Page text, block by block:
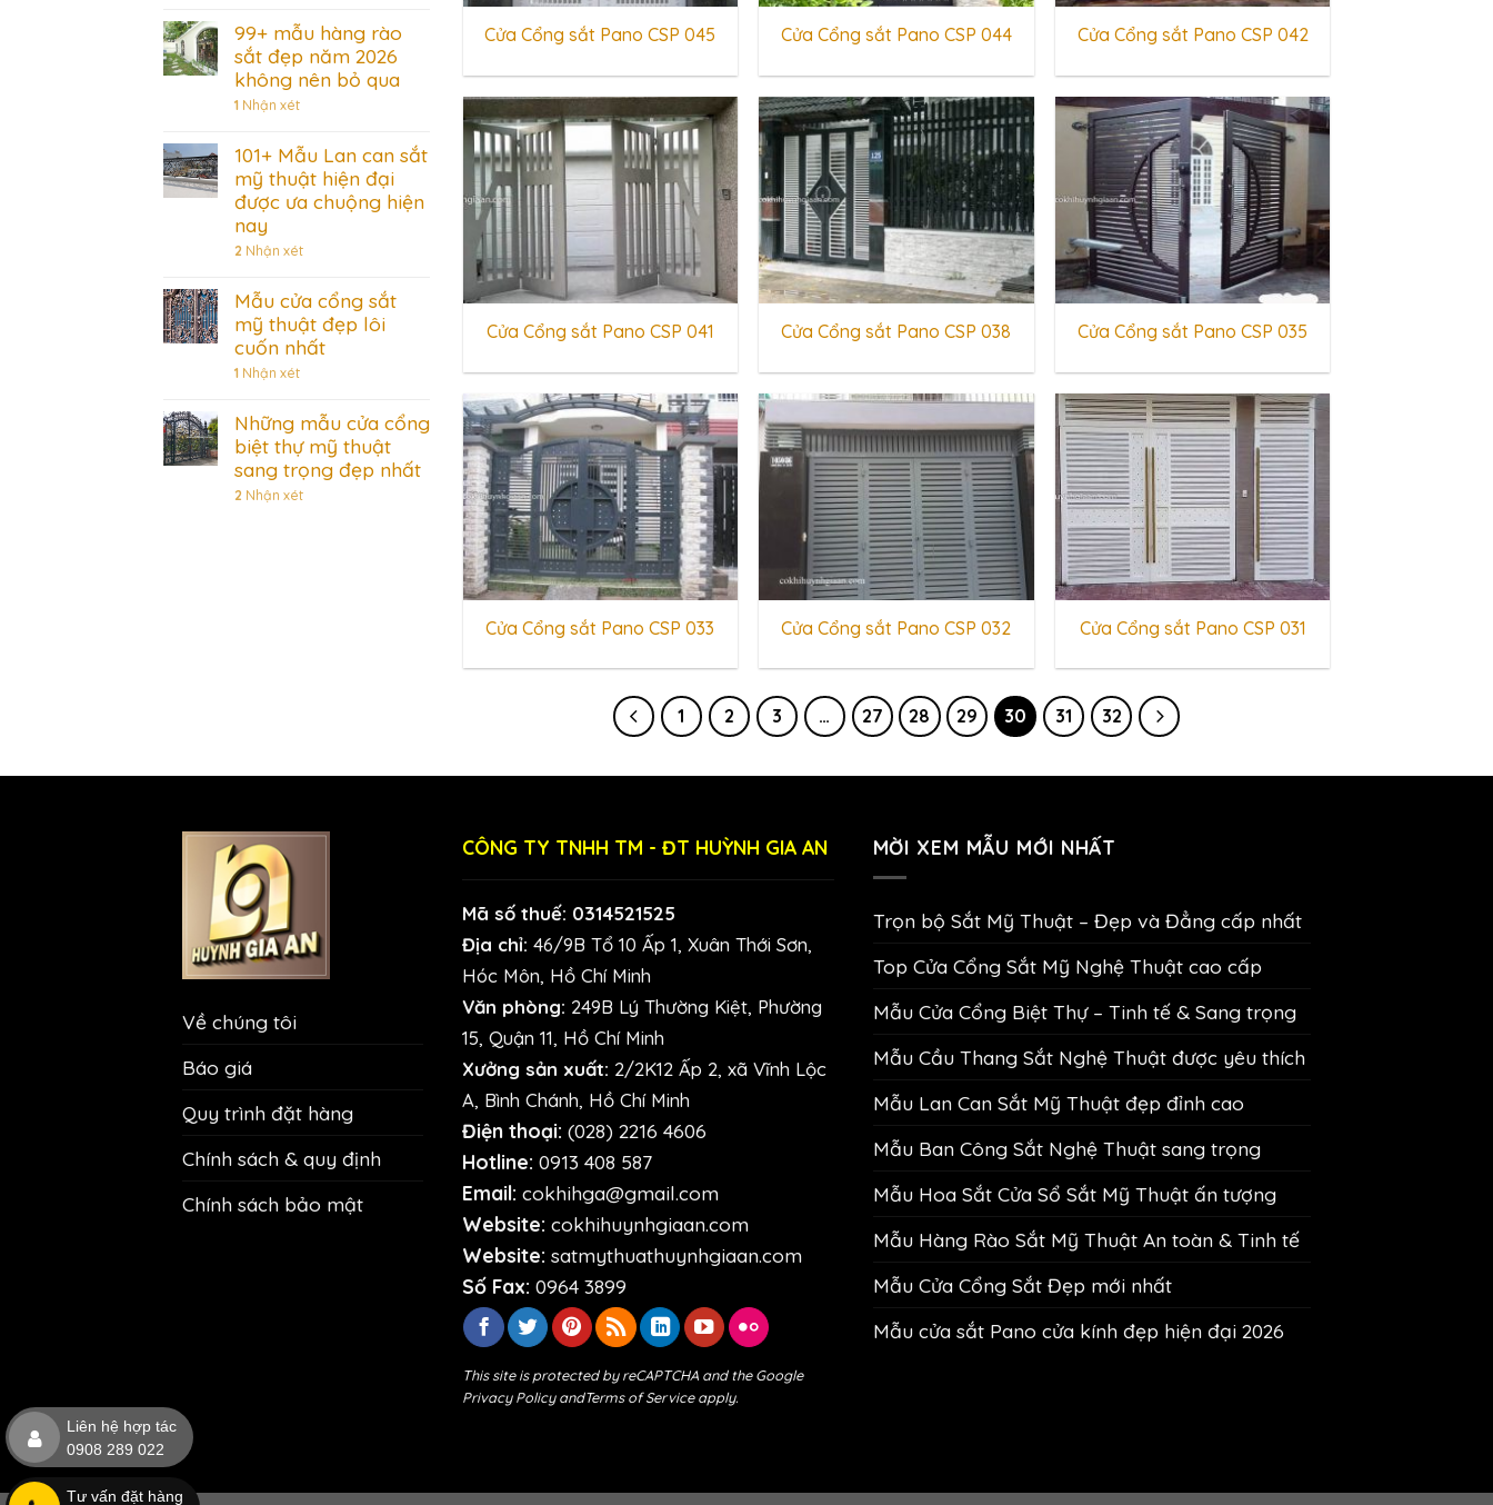
99+ mẫu hàng rào
sắt đẹp năm 2026
không nên bỏ qua
1 Nhận xét
101+ Mẫu Lan can sắt
mỹ thuật hiện đại
được ưa chuộng hiện
nay
2 Nhận xét
Mẫu cửa cổng sắt
mỹ thuật đẹp lôi
cuốn nhất
1 Nhận xét
Những mẫu cửa cổng
biệt thự mỹ thuật
sang trọng đẹp nhất
2 Nhận xét
Cửa Cổng sắt Pano CSP 045 Cửa Cổng sắt Pano CSP 044 Cửa Cổng sắt Pano CSP 042
Cửa Cổng sắt Pano CSP 041 Cửa Cổng sắt Pano CSP 038 Cửa Cổng sắt Pano CSP 035
Cửa Cổng sắt Pano CSP 033 Cửa Cổng sắt Pano CSP 032 Cửa Cổng sắt Pano CSP 031
1 2 3 … 27 28 29 30 31 32
Về chúng tôi
Báo giá
Quy trình đặt hàng
Chính sách & quy định
Chính sách bảo mật
CÔNG TY TNHH TM - ĐT HUỲNH GIA AN
Mã số thuế: 0314521525
Địa chỉ: 46/9B Tổ 10 Ấp 1, Xuân Thới Sơn,
Hóc Môn, Hồ Chí Minh
Văn phòng: 249B Lý Thường Kiệt, Phường
15, Quận 11, Hồ Chí Minh
Xưởng sản xuất: 2/2K12 Ấp 2, xã Vĩnh Lộc
A, Bình Chánh, Hồ Chí Minh
Điện thoại: (028) 2216 4606
Hotline: 0913 408 587
Email: cokhihga@gmail.com
Website: cokhihuynhgiaan.com
Website: satmythuathuynhgiaan.com
Số Fax: 0964 3899
This site is protected by reCAPTCHA and the Google
Privacy PolicyandTerms of Serviceapply.
MỜI XEM MẪU MỚI NHẤT
Trọn bộ Sắt Mỹ Thuật – Đẹp và Đẳng cấp nhất
Top Cửa Cổng Sắt Mỹ Nghệ Thuật cao cấp
Mẫu Cửa Cổng Biệt Thự – Tinh tế & Sang trọng
Mẫu Cầu Thang Sắt Nghệ Thuật được yêu thích
Mẫu Lan Can Sắt Mỹ Thuật đẹp đỉnh cao
Mẫu Ban Công Sắt Nghệ Thuật sang trọng
Mẫu Hoa Sắt Cửa Sổ Sắt Mỹ Thuật ấn tượng
Mẫu Hàng Rào Sắt Mỹ Thuật An toàn & Tinh tế
Mẫu Cửa Cổng Sắt Đẹp mới nhất
Mẫu cửa sắt Pano cửa kính đẹp hiện đại 2026
Liên hệ hợp tác
0908 289 022
Tư vấn đặt hàng